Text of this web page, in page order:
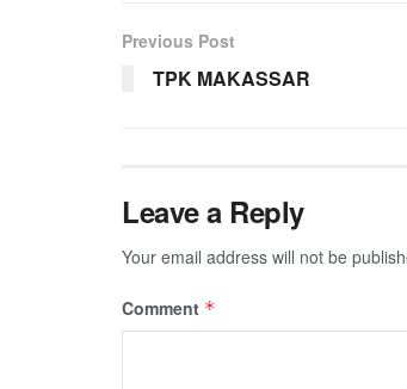
Previous Post
TPK MAKASSAR
Leave a Reply
Your email address will not be
Comment *